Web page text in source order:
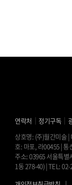
연락처 정기구독
상호명: (주)월간미술
호: 마포, 라00455 |
주소: 03965 서울특별
1동 278-40) | TEL: